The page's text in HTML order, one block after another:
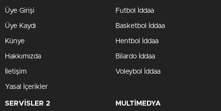
Üye Girişi
Üye Kaydı
Künye
Hakkımızda
İletişim
Yasal İçerikler
Futbol İddaa
Basketbol İddaa
Hentbol İddaa
Bilardo İddaa
Voleybol İddaa
SERVİSLER 2 MULTİMEDYA